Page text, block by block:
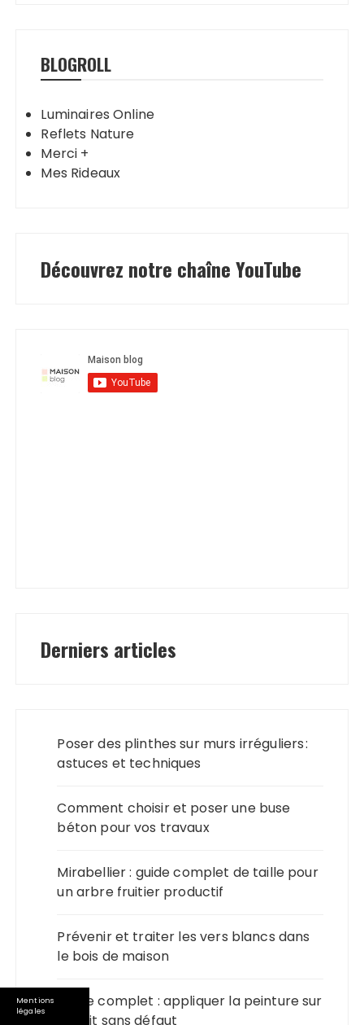
Mentions
légales
BLOGROLL
Luminaires Online
Reflets Nature
Merci +
Mes Rideaux
Découvrez notre chaîne YouTube
Derniers articles
Poser des plinthes sur murs irréguliers :
astuces et techniques
Comment choisir et poser une buse
béton pour vos travaux
Mirabellier : guide complet de taille pour
un arbre fruitier productif
Prévenir et traiter les vers blancs dans
le bois de maison
Guide complet : appliquer la peinture sur
enduit sans défaut